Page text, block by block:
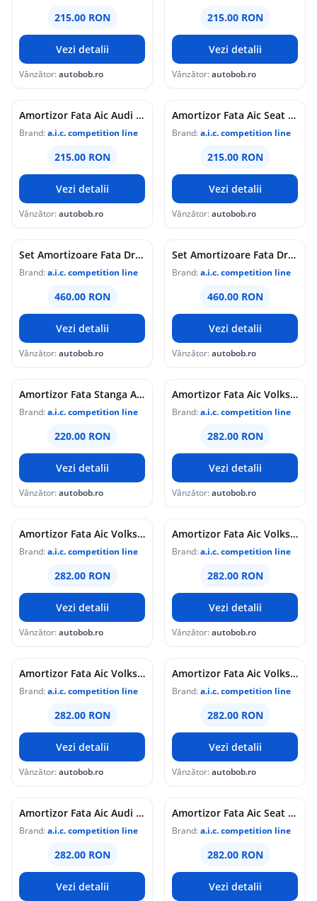
215.00 RON
Vezi detalii
Vânzător:autobob.ro
215.00 RON
Vezi detalii
Vânzător:autobob.ro
Amortizor Fata Aic Audi A3 8P 2003-2013 56268
Brand:a.i.c. competition line
215.00 RON
Vezi detalii
Vânzător:autobob.ro
Amortizor Fata Aic Seat Altea 2004 56268
Brand:a.i.c. competition line
215.00 RON
Vezi detalii
Vânzător:autobob.ro
Set Amortizoare Fata Dreapta + Stanga Aic Bmw Seria 3 E46 1997-2005 52590 + 52589
Brand:a.i.c. competition line
460.00 RON
Vezi detalii
Vânzător:autobob.ro
Set Amortizoare Fata Dreapta + Stanga Aic 52590 + 52589
Brand:a.i.c. competition line
460.00 RON
Vezi detalii
Vânzător:autobob.ro
Amortizor Fata Stanga Aic Bmw Seria 3 E46 1997-2005 52589
Brand:a.i.c. competition line
220.00 RON
Vezi detalii
Vânzător:autobob.ro
Amortizor Fata Aic Volkswagen Passat CC 2011-2016 52566
Brand:a.i.c. competition line
282.00 RON
Vezi detalii
Vânzător:autobob.ro
Amortizor Fata Aic Volkswagen Scirocco 2008-2017 52566
Brand:a.i.c. competition line
282.00 RON
Vezi detalii
Vânzător:autobob.ro
Amortizor Fata Aic Volkswagen Sharan 2 2010 52566
Brand:a.i.c. competition line
282.00 RON
Vezi detalii
Vânzător:autobob.ro
Amortizor Fata Aic Volkswagen Touran 1 2003-2010 52566
Brand:a.i.c. competition line
282.00 RON
Vezi detalii
Vânzător:autobob.ro
Amortizor Fata Aic Volkswagen Touran 2 2010-2015 52566
Brand:a.i.c. competition line
282.00 RON
Vezi detalii
Vânzător:autobob.ro
Amortizor Fata Aic Audi Q3 2011 52566
Brand:a.i.c. competition line
282.00 RON
Vezi detalii
Amortizor Fata Aic Seat Alhambra 2 2010 52566
Brand:a.i.c. competition line
282.00 RON
Vezi detalii